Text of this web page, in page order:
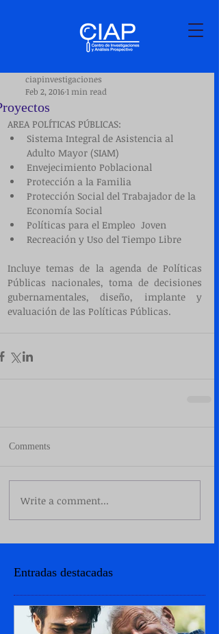
ciapinvestigaciones
Feb 2, 20161 min read
AREA POLÍTICAS PÚBLICAS:
Sistema Integral de Asistencia al
Adulto Mayor (SIAM)
Envejecimiento Poblacional
Protección a la Familia
Protección Social del Trabajador de la
Economía Social
Políticas para el Empleo  Joven
Recreación y Uso del Tiempo Libre
Incluye temas de la agenda de Políticas
Públicas nacionales, toma de decisiones
gubernamentales, diseño, implante y
evaluación de las Políticas Públicas.
Comments
Write a comment...
Entradas destacadas